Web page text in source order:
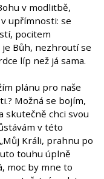
v modlitbě,
upřímnosti: se
pocitem
je Bůh, nezhroutí se
líp než já sama.
plánu pro naše
Možná se bojím,
skutečně chci svou
v této
Králi, prahnu po
touhu úplně
moc by mne to